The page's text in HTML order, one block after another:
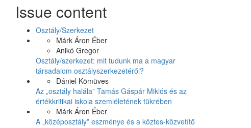
Issue content
Osztály/Szerkezet
Márk Áron Éber
Anikó Gregor
Osztály/szerkezet: mit tudunk ma a magyar
társadalom osztályszerkezetéről?
Dániel Kömüves
Az „osztály halála” Tamás Gáspár Miklós és az
értékkritikai iskola szemléletének tükrében
Márk Áron Éber
A „középosztály” eszménye és a köztes-közvetítő